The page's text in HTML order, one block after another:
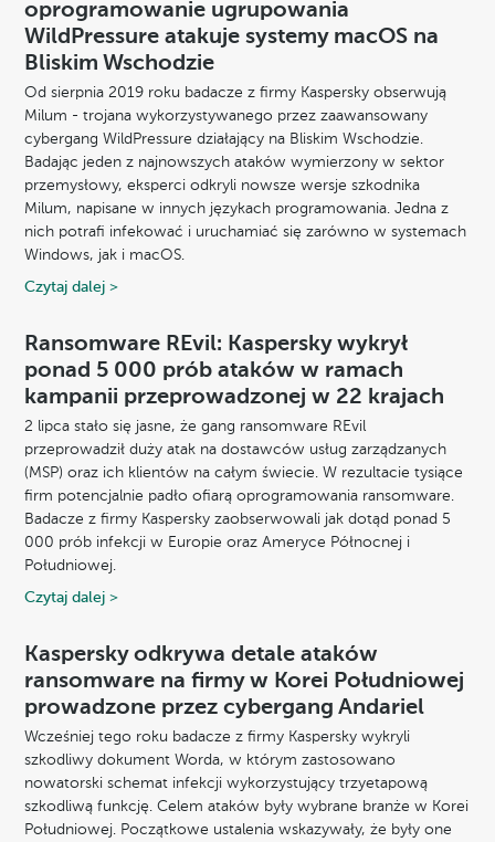
oprogramowanie ugrupowania
WildPressure atakuje systemy macOS na
Bliskim Wschodzie
Od sierpnia 2019 roku badacze z firmy Kaspersky obserwują
Milum - trojana wykorzystywanego przez zaawansowany
cybergang WildPressure działający na Bliskim Wschodzie.
Badając jeden z najnowszych ataków wymierzony w sektor
przemysłowy, eksperci odkryli nowsze wersje szkodnika
Milum, napisane w innych językach programowania. Jedna z
nich potrafi infekować i uruchamiać się zarówno w systemach
Windows, jak i macOS.
Czytaj dalej >
Ransomware REvil: Kaspersky wykrył
ponad 5 000 prób ataków w ramach
kampanii przeprowadzonej w 22 krajach
2 lipca stało się jasne, że gang ransomware REvil
przeprowadził duży atak na dostawców usług zarządzanych
(MSP) oraz ich klientów na całym świecie. W rezultacie tysiące
firm potencjalnie padło ofiarą oprogramowania ransomware.
Badacze z firmy Kaspersky zaobserwowali jak dotąd ponad 5
000 prób infekcji w Europie oraz Ameryce Północnej i
Południowej.
Czytaj dalej >
Kaspersky odkrywa detale ataków
ransomware na firmy w Korei Południowej
prowadzone przez cybergang Andariel
Wcześniej tego roku badacze z firmy Kaspersky wykryli
szkodliwy dokument Worda, w którym zastosowano
nowatorski schemat infekcji wykorzystujący trzyetapową
szkodliwą funkcję. Celem ataków były wybrane branże w Korei
Południowej. Początkowe ustalenia wskazywały, że były one